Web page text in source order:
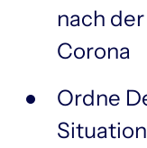
nach
Corona
Ordne